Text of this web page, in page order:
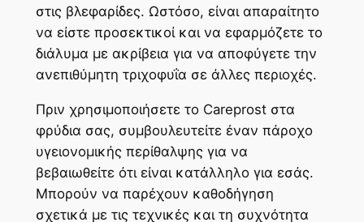
στις βλεφαρίδες. Ωστόσο, είναι απαραίτητο
να είστε προσεκτικοί και να εφαρμόζετε το
διάλυμα με ακρίβεια για να αποφύγετε την
ανεπιθύμητη τριχοφυΐα σε άλλες περιοχές.
Πριν χρησιμοποιήσετε το Careprost στα
φρύδια σας, συμβουλευτείτε έναν πάροχο
υγειονομικής περίθαλψης για να
βεβαιωθείτε ότι είναι κατάλληλο για εσάς.
Μπορούν να παρέχουν καθοδήγηση
σχετικά με τις τεχνικές και τη συχνότητα